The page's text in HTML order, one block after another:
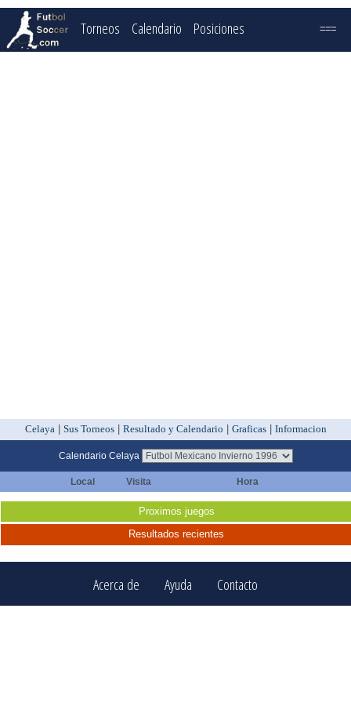
Torneos Calendario Posiciones ===
Celaya Sus Torneos| Resultado y Calendario Graficas| Informacion
Calendario Celaya
Local Visita Hora
Proximos juegos
Resultados recientes
Acerca de Ayuda Contacto